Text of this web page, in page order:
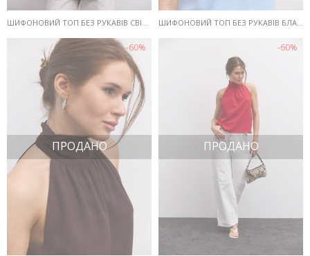
-60%
ПРОДАНО
-60%
ПРОДАНО